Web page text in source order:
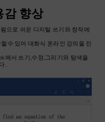
감 향상
으로 쉬운 디지털 쓰기와 창작에
수 있어 대화식 온라인 강의을 진
에서 쓰기,수정,그리기와 탐색을
.